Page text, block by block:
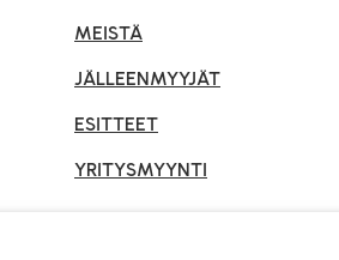
MEISTÄ
JÄLLEENMYYJÄT
ESITTEET
YRITYSMYYNTI